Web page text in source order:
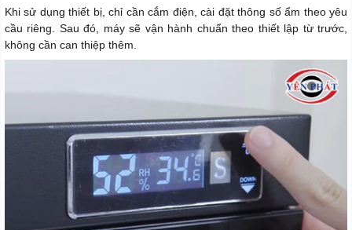
Khi sử dụng thiết bị, chỉ cần cắm điện, cài đặt thông số ẩm theo yêu
cầu riêng. Sau đó, máy sẽ vận hành chuẩn theo thiết lập từ trước,
không cần can thiệp thêm.